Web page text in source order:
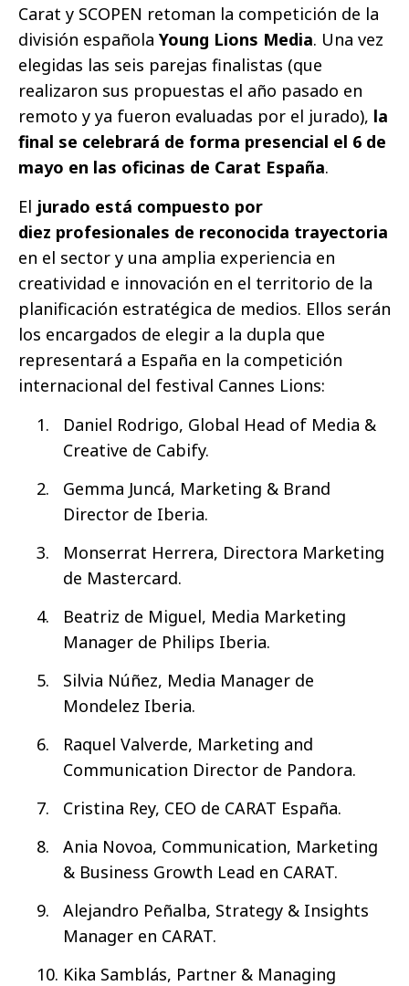
Carat y SCOPEN retoman la competición de la
división española Young Lions Media. Una vez
elegidas las seis parejas finalistas (que
realizaron sus propuestas el año pasado en
remoto y ya fueron evaluadas por el jurado), la
final se celebrará de forma presencial el 6 de
mayo en las oficinas de Carat España.
El jurado está compuesto por
diez profesionales de reconocida trayectoria
en el sector y una amplia experiencia en
creatividad e innovación en el territorio de la
planificación estratégica de medios. Ellos serán
los encargados de elegir a la dupla que
representará a España en la competición
internacional del festival Cannes Lions:
Daniel Rodrigo, Global Head of Media &
Creative de Cabify.
Gemma Juncá, Marketing & Brand
Director de Iberia.
Monserrat Herrera, Directora Marketing
de Mastercard.
Beatriz de Miguel, Media Marketing
Manager de Philips Iberia.
Silvia Núñez, Media Manager de
Mondelez Iberia.
Raquel Valverde, Marketing and
Communication Director de Pandora.
Cristina Rey, CEO de CARAT España.
Ania Novoa, Communication, Marketing
& Business Growth Lead en CARAT.
Alejandro Peñalba, Strategy & Insights
Manager en CARAT.
Kika Samblás, Partner & Managing